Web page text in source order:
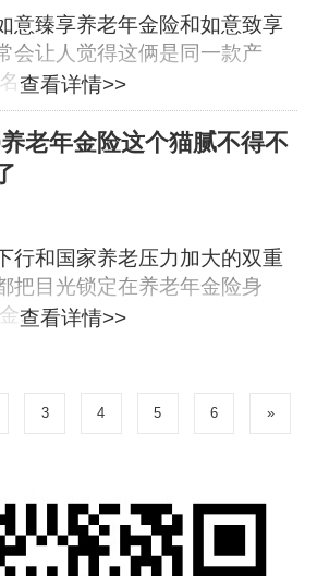
查看详情>>
意臻享养老年金险和如意致享
会让人觉得这俩是同一款产
...
老年金险这个猫腻不得不
查看详情>>
行和国家养老压力加大的双重
把目光锁定在养老年金险身
...
3 4 5 6 »